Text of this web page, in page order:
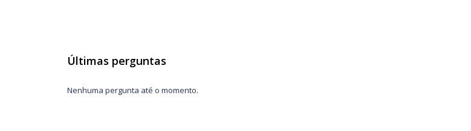
Últimas perguntas
Nenhuma pergunta até o momento.